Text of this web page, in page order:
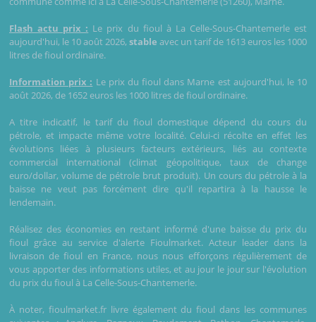
Flash actu prix : Le prix du fioul à La Celle-Sous-Chantemerle est
aujourd'hui, le 10 août 2026, stable avec un tarif de 1613 euros les 1000
litres de fioul ordinaire.
Information prix : Le prix du fioul dans Marne est aujourd'hui, le 10
août 2026, de 1652 euros les 1000 litres de fioul ordinaire.
A titre indicatif, le tarif du fioul domestique dépend du cours du
pétrole, et impacte même votre localité. Celui-ci récolte en effet les
évolutions liées à plusieurs facteurs extérieurs, liés au contexte
commercial international (climat géopolitique, taux de change
euro/dollar, volume de pétrole brut produit). Un cours du pétrole à la
baisse ne veut pas forcément dire qu'il repartira à la hausse le
lendemain.
Réalisez des économies en restant informé d'une baisse du prix du
fioul grâce au service d'alerte Fioulmarket. Acteur leader dans la
livraison de fioul en France, nous nous efforçons régulièrement de
vous apporter des informations utiles, et au jour le jour sur l'évolution
du prix du fioul à La Celle-Sous-Chantemerle.
À noter, fioulmarket.fr livre également du fioul dans les communes